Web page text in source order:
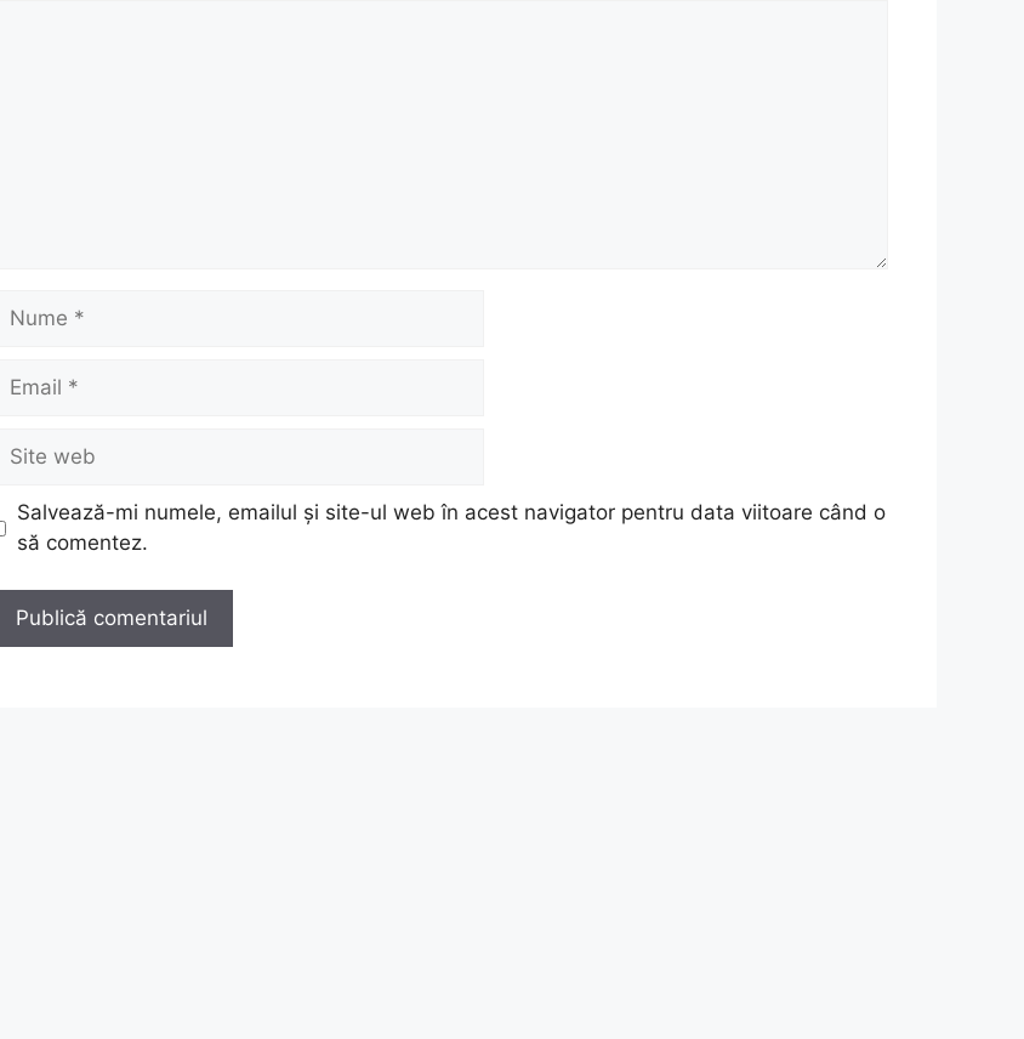
Nume
Email
Site
web
Salvează-mi numele, emailul și site-ul web în acest navigator pentru data viitoare când o
să comentez.